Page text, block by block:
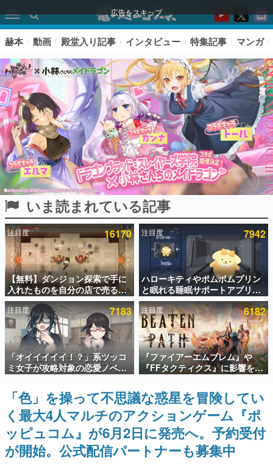
広告をスキップ
ピックアップ
電ファミのいま読まれている記事ランキング
アプリセール情報
インタビュー
連載・特集一覧
殿堂入り記事
SNS拡散数が数千以上！ ページビュー数万以上！ などな
ど。多くの人々に読まれた、電ファミ渾身の“殿堂入り”記
事をまとめました。
ゲームの企画書
名作ゲームクリエイターの方々に製作時のエピソードをお
聞きし、ヒットする企画（ゲーム）とは何か？を探ってい
きます。
赫本
この物語を解いてはいけない。『赫本』は、〈試験問題〉
の形をした短編ホラー小説集です。
赫本 動画 殿堂入り記事 インタビュー 特集記事 マンガ
いま読まれている記事
注目度 16170
【無料】ダンジョン探索で手に
入れたものを自分の店で売るゲ
ーム『Moonlighter』がSteam
にて無料配布中！続編
『Moonlighter 2』の9月2日正
式リリースを記念したキャンペ
ーン
注目度 7942
ハローキティやポムポムプリン
と眠れる睡眠サポートアプリ
『ゆめたび』が配信中。キャラ
ごとのASMRや目覚ましアラー
ムも搭載
注目度 7183
「オイイイイイ！？」系ツッコ
ミ女子が攻略対象の恋愛ノベル
ゲーム『美術部カノジョ』
Steamストアページが公開。
「お前らーそろそろ自重しろ
ー？＾＾」暗黒微笑の夢女子
や、萌え声不思議ちゃん女子と
青春を謳歌
注目度 6182
『ファイアーエムブレム』や
『FFタクティクス』に影響を受
けた新作戦略RPG『Beaten
Path』2027年に発売へ。
PC（Steam）、PS5、Xbox、
Switch向けにリリース予定
「色」を操って不思議な惑星を冒険してい
く最大4人マルチのアクションゲーム『ポ
ッピュコム』が6月2日に発売へ。予約受付
が開始。公式配信パートナーも募集中